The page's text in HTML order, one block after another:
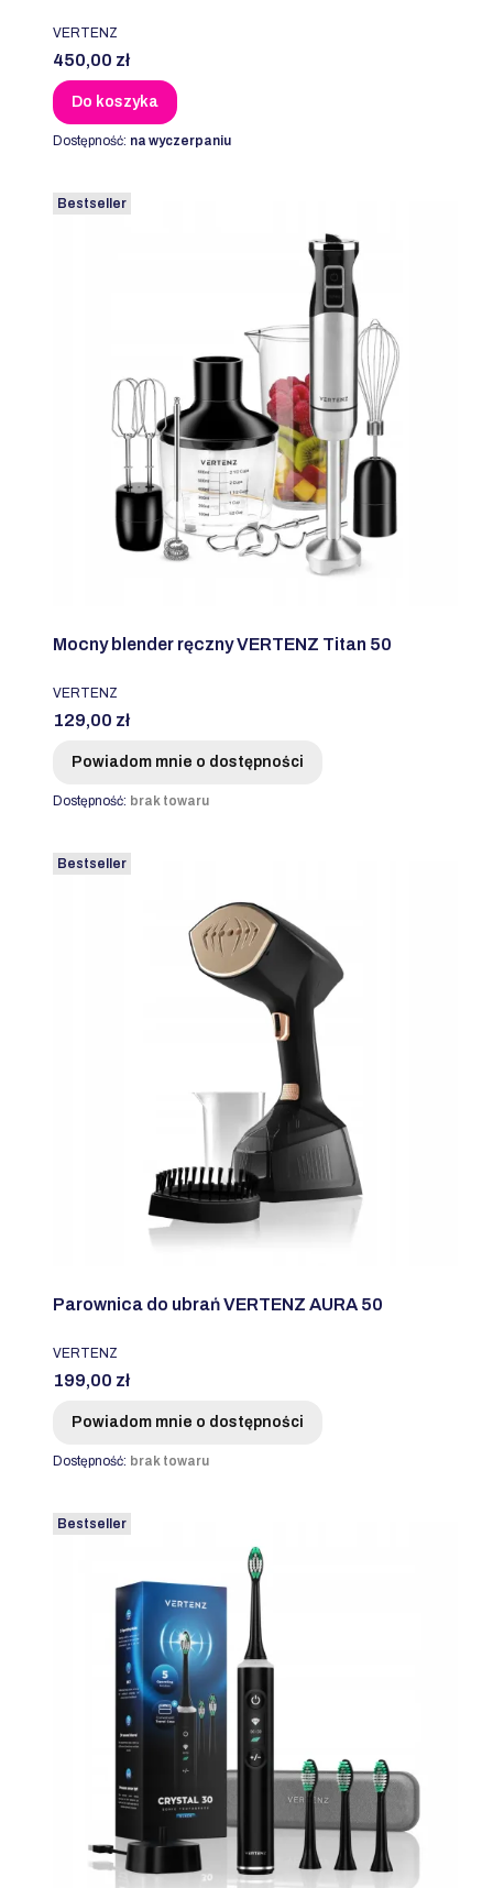
PRODUCENT
VERTENZ
Cena
450,00 zł
Do koszyka
Dostępność: na wyczerpaniu
Bestseller
Mocny blender ręczny VERTENZ Titan 50
PRODUCENT
VERTENZ
Cena
129,00 zł
Powiadom mnie o dostępności
Dostępność: brak towaru
Bestseller
Parownica do ubrań VERTENZ AURA 50
PRODUCENT
VERTENZ
Cena
199,00 zł
Powiadom mnie o dostępności
Dostępność: brak towaru
Bestseller